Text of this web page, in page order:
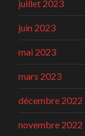
juillet 2023
juin 2023
mai 2023
mars 2023
décembre 2022
novembre 2022